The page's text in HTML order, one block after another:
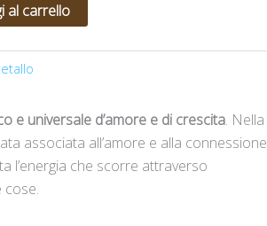
al carrello
e universale d’amore e di crescita. Nella
associata all’amore e alla connessione
l’energia che scorre attraverso
cose.